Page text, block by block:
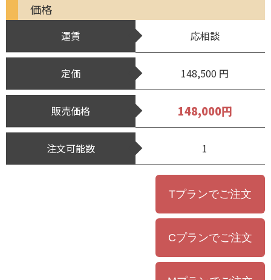
価格
運賃 応相談
定価 148,500 円
販売価格 148,000円
注文可能数 1